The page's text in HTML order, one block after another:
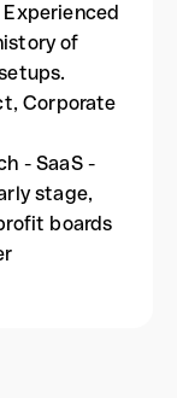
of
Corporate
- SaaS -
stage,
boards